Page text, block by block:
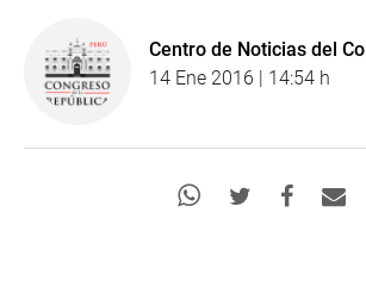
Centro de Noticias del
14 Ene 2016 | 14:54 h